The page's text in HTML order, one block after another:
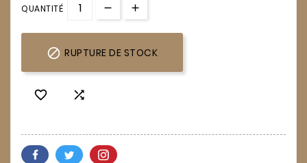
QUANTITÉ
 RUPTURE DE STOCK
 